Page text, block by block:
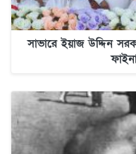
সাভারে ইয়াজ উদ্দিন